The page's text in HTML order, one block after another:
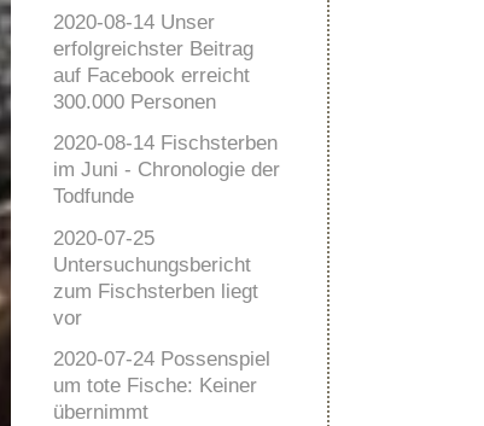
2020-08-14 Unser
erfolgreichster Beitrag
auf Facebook erreicht
300.000 Personen
2020-08-14 Fischsterben
im Juni - Chronologie der
Todfunde
2020-07-25
Untersuchungsbericht
zum Fischsterben liegt
vor
2020-07-24 Possenspiel
um tote Fische: Keiner
übernimmt